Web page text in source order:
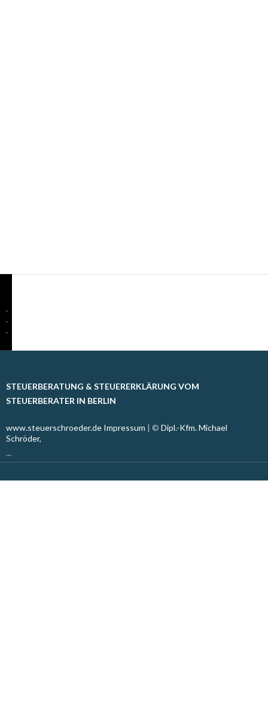
.
.
.
STEUERBERATUNG & STEUERERKLÄRUNG VOM
STEUERBERATER IN BERLIN
www.steuerschroeder.de Impressum | © Dipl.-Kfm. Michael
Schröder,
...